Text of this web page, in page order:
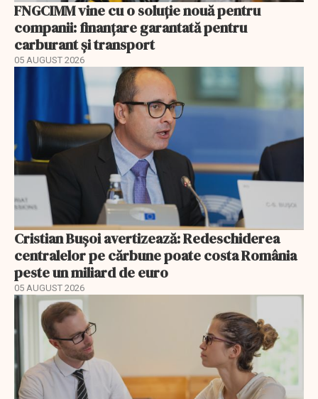
FNGCIMM vine cu o soluție nouă pentru
companii: finanțare garantată pentru
carburant și transport
05 AUGUST 2026
Cristian Bușoi avertizează: Redeschiderea
centralelor pe cărbune poate costa România
peste un miliard de euro
05 AUGUST 2026